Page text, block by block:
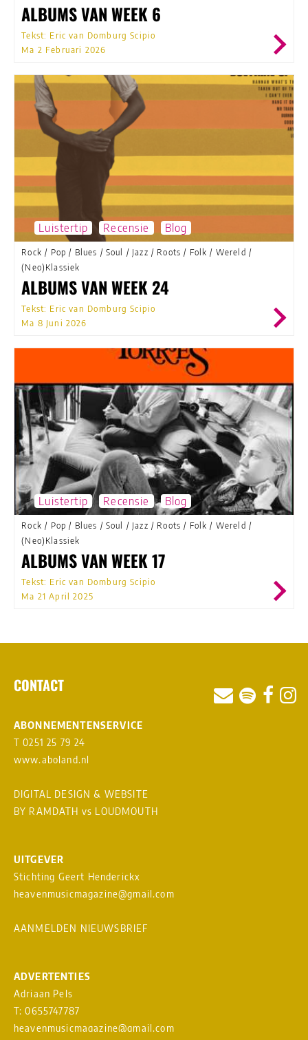
ALBUMS VAN WEEK 6
Tekst: Eric van Domburg Scipio
Ma 2 Februari 2026
Luistertip Recensie Blog
Rock / Pop / Blues / Soul / Jazz / Roots / Folk / Wereld /
(Neo)Klassiek
ALBUMS VAN WEEK 24
Tekst: Eric van Domburg Scipio
Ma 8 Juni 2026
Luistertip Recensie Blog
Rock / Pop / Blues / Soul / Jazz / Roots / Folk / Wereld /
(Neo)Klassiek
ALBUMS VAN WEEK 17
Tekst: Eric van Domburg Scipio
Ma 21 April 2025
CONTACT
ABONNEMENTENSERVICE
T 0251 25 79 24
www.aboland.nl
DIGITAL DESIGN & WEBSITE
BY RAMDATH vs LOUDMOUTH
UITGEVER
Stichting Geert Henderickx
heavenmusicmagazine@gmail.com
AANMELDEN NIEUWSBRIEF
ADVERTENTIES
Adriaan Pels
T: 0655747787
heavenmusicmagazine@gmail.com